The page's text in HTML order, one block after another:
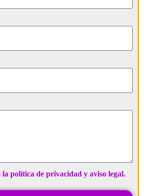
la política de privacidad y aviso legal.